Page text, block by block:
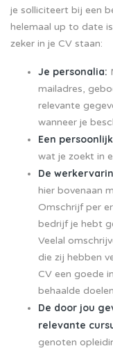
je solliciteert bij een
helemaal up to date
zeker in je CV staan:
Je personalia:
mailadres,
relevante
wanneer je
Een
wat je zoekt in
De
hier bovenaan
Omschrijf per
bedrijf je hebt
Veelal
die zij hebben
CV een goede
behaalde
De door jou
relevante
genoten